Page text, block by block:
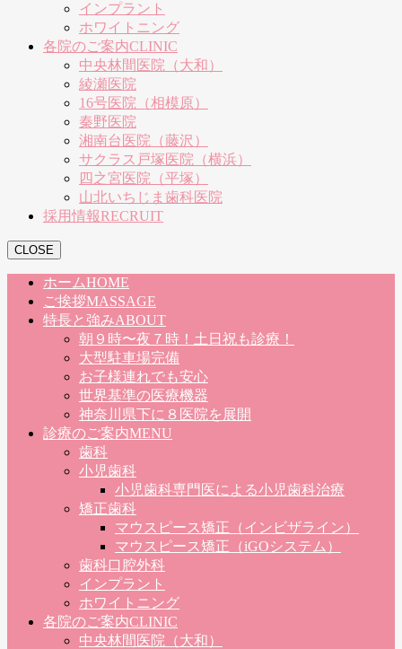
インプラント
ホワイトニング
各院のご案内CLINIC
中央林間医院（大和）
綾瀬医院
16号医院（相模原）
秦野医院
湘南台医院（藤沢）
サクラス戸塚医院（横浜）
四之宮医院（平塚）
山北いちじま歯科医院
採用情報RECRUIT
CLOSE
ホームHOME
ご挨拶MASSAGE
特長と強みABOUT
朝９時〜夜７時！土日祝も診療！
大型駐車場完備
お子様連れでも安心
世界基準の医療機器
神奈川県下に８医院を展開
診療のご案内MENU
歯科
小児歯科
小児歯科専門医による小児歯科治療
矯正歯科
マウスピース矯正（インビザライン）
マウスピース矯正（iGOシステム）
歯科口腔外科
インプラント
ホワイトニング
各院のご案内CLINIC
中央林間医院（大和）